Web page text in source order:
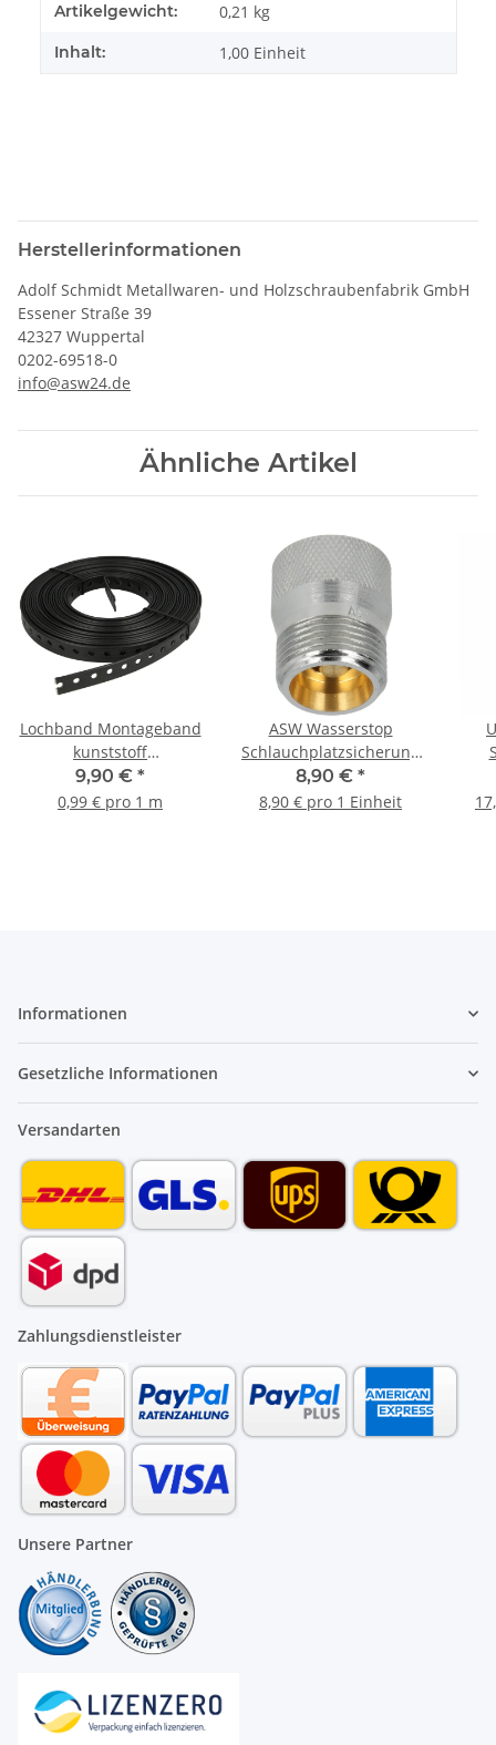
Artikelgewicht: 0,21 kg
Inhalt: 1,00 Einheit
Herstellerinformationen
Adolf Schmidt Metallwaren- und Holzschraubenfabrik GmbH
Essener Straße 39
42327 Wuppertal
0202-69518-0
info@asw24.de
Ähnliche Artikel
Lochband Montageband
kunststoff
Montagelochband
ummantelt 19 mm 10 m
9,90 € *
0,99 € pro 1 m
ASW Wasserstop
Schlauchplatzsicherung
3/4" für Wasch- und
Spülmaschinen
8,90 € *
8,90 € pro 1 Einheit
Informationen
Gesetzliche Informationen
Versandarten
Zahlungsdienstleister
Unsere Partner